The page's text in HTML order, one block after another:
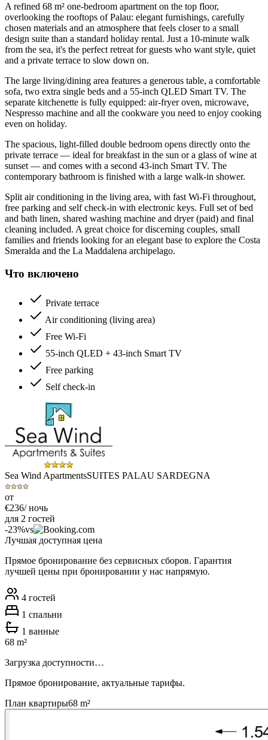
A refined 68 m² one-bedroom apartment on the top floor,
overlooking the rooftops of Palau: elegant furnishings, carefully
chosen materials and an atmosphere that feels closer to a small
design suite than a standard holiday rental. Just a 10-minute walk
from the sea, it's the perfect retreat for guests who want style, quiet
and a private terrace to slow down on.
The large living/dining area features a generous table, a comfortable
sofa, two extra single beds and a 55-inch QLED Smart TV. The
separate kitchenette is fully equipped: air-fryer oven, microwave,
Nespresso machine and all the cookware you need to enjoy cooking
even on holiday.
The spacious, light-filled double bedroom opens directly onto the
private terrace — ideal for breakfast in the sun or a glass of wine at
sunset — and comes with a second 43-inch Smart TV. The
contemporary bathroom is finished with a large walk-in shower.
Split air conditioning in the living area, with fast Wi-Fi throughout,
free parking and self check-in with electronic keys. Full set of bed
and bath linen, shared washing machine and dryer (paid) and final
cleaning included. A great choice for discerning couples, small
families and friends looking for an elegant base to explore the Costa
Smeralda and the La Maddalena archipelago.
Что включено
Private terrace
Air conditioning (living area)
Free Wi-Fi
55-inch QLED + 43-inch Smart TV
Free parking
Self check-in
Sea Wind ApartmentsSUITES PALAU SARDEGNA
от
€236/ ночь
для 2 гостей
-23%vs
Лучшая доступная цена
Прямое бронирование без сервисных сборов. Гарантия
лучшей цены при бронировании у нас напрямую.
4 гостей
1 спальни
1 ванные
68 m²
Загрузка доступности…
Прямое бронирование, актуальные тарифы.
План квартиры68 m²